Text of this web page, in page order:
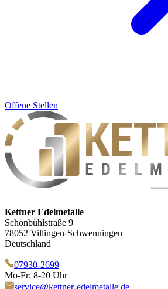
Offene Stellen
Kettner Edelmetalle
Schönbühlstraße 9
78052 Villingen-Schwenningen
Deutschland
07930-2699
Mo-Fr: 8-20 Uhr